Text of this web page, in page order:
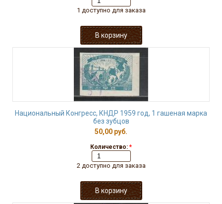
1 доступно для заказа
Национальный Конгресс, КНДР 1959 год, 1 гашеная марка
без зубцов
50,00 руб.
Количество: *
2 доступно для заказа